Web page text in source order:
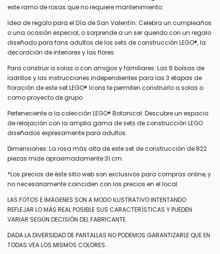
este ramo de rosas que no requiere mantenimiento.
Idea de regalo para el Día de San Valentín: Celebra un cumpleaños
o una ocasión especial, o sorprende a un ser querido con un regalo
diseñado para fans adultos de los sets de construcción LEGO®, la
decoración de interiores y las flores.
Para construir a solas o con amigos y familiares: Las 6 bolsas de
ladrillos y las instrucciones independientes para las 3 etapas de
floración de este set LEGO® Icons te permiten construirlo a solas o
como proyecto de grupo.
Perteneciente a la colección LEGO® Botanical: Descubre un espacio
de relajación con la amplia gama de sets de construcción LEGO
diseñados expresamente para adultos.
Dimensiones: La rosa más alta de este set de construcción de 822
piezas mide aproximadamente 31 cm.
*Los precios de éste sitio web son exclusivos para compras online, y
no necesariamente coinciden con los precios en el local.
LAS FOTOS E IMÁGENES SON A MODO ILUSTRATIVO INTENTANDO
REFLEJAR LO MÁS REAL POSIBLE SUS CARACTERÍSTICAS Y PUEDEN
VARIAR SEGÚN DECISIÓN DEL FABRICANTE.
DADA LA DIVERSIDAD DE PANTALLAS NO PODEMOS GARANTIZARLE QUE EN
TODAS VEA LOS MISMOS COLORES.